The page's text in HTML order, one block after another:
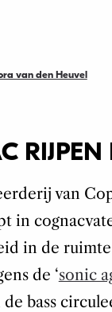
van den Heuvel
van
in
in de
de ‘sonic
bass